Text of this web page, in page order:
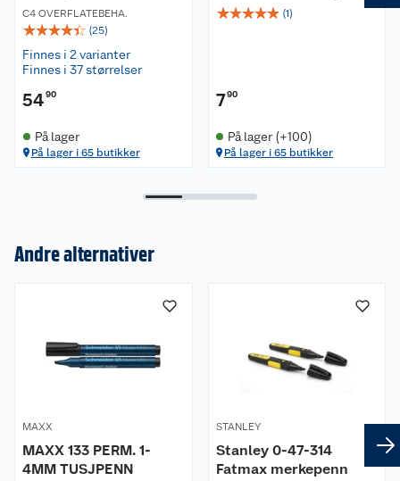
C4 OVERFLATEBEHA.
☆☆☆☆☆ (25)
Finnes i 2 varianter
Finnes i 37 størrelser
5490
På lager
På lager i 65 butikker
☆☆☆☆☆ (1)
790
På lager (+100)
På lager i 65 butikker
Andre alternativer
MAXX
MAXX 133 PERM. 1-
4MM TUSJPENN
STANLEY
Stanley 0-47-314
Fatmax merkepenn
Butikker
Retur- og angrerett
Reklamasjon
Om oss
Våre merkevarer
Kjøpsvilkår
Personvern
Lavprisløfte
Hageinspirasjon
Oppussing med utemaling